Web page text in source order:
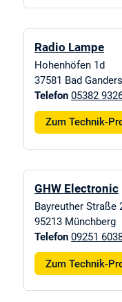
Radio Lampe
Hohenhöfen 1d
37581 Bad
Telefon 05382
Zum Technik-
GHW Electronic
Bayreuther Straße
95213 Münchberg
Telefon 09251
Zum Technik-